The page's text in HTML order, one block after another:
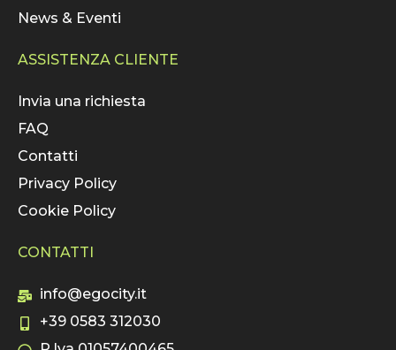
News & Eventi
ASSISTENZA CLIENTE
Invia una richiesta
FAQ
Contatti
Privacy Policy
Cookie Policy
CONTATTI
info@egocity.it
+39 0583 312030